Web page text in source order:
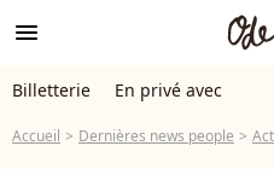
menu
Billetterie En privé avec
Accueil Dernières news people